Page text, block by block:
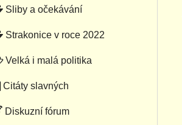
Sliby a očekávání
Strakonice v roce 2022
Velká i malá politika
Citáty slavných
Diskuzní fórum